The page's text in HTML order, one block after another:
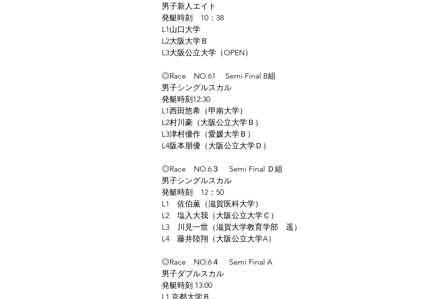
男子新人エイト
発艇時刻　10：38
L1山口大学
L2大阪大学Ｂ
L3大阪公立大学（OPEN）
◎Race　NO.61　 Semi Final B組
男子シングルスカル
発艇時刻12:30
L1西田悠希（甲南大学）
L2村川豪（大阪公立大学Ｂ）
L3津村優作（愛媛大学Ｂ）
L4阪本朋優（大阪公立大学Ｄ）
◎Race　NO.6３　 Semi Final Ｄ組
男子シングルスカル
発艇時刻　12：50
L1　佐伯薫（滋賀医科大学）
L2　塩入大我（大阪公立大学Ｃ）
L3　川見一世（滋賀大学教育学部　遥）
L4　藤井陸翔（大阪公立大学A）
◎Race　NO.6４　 Semi Final A
男子ダブルスカル
発艇時刻 13:00
L1 京都大学Ｂ